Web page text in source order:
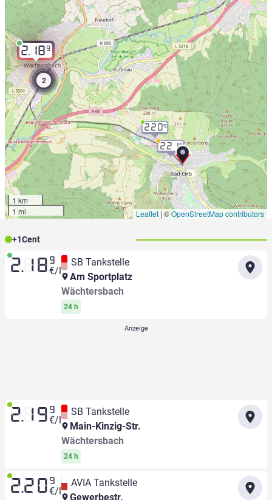
2.189
2.219
2.209
2
1 km
1 mi
Leaflet | ©OpenStreetMap contributors
+1Cent
2.18 9
€/l
SB Tankstelle
Am Sportplatz
Wächtersbach
24 h
2.19 9
€/l
SB Tankstelle
Main-Kinzig-Str.
Wächtersbach
24 h
2.20 9
€/l
AVIA Tankstelle
Gewerbestr.